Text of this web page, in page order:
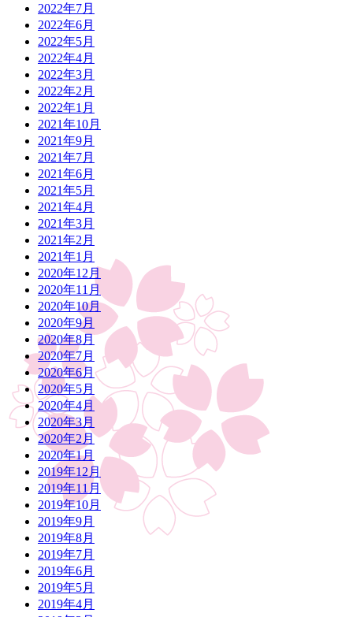
2022年7月
2022年6月
2022年5月
2022年4月
2022年3月
2022年2月
2022年1月
2021年10月
2021年9月
2021年7月
2021年6月
2021年5月
2021年4月
2021年3月
2021年2月
2021年1月
2020年12月
2020年11月
2020年10月
2020年9月
2020年8月
2020年7月
2020年6月
2020年5月
2020年4月
2020年3月
2020年2月
2020年1月
2019年12月
2019年11月
2019年10月
2019年9月
2019年8月
2019年7月
2019年6月
2019年5月
2019年4月